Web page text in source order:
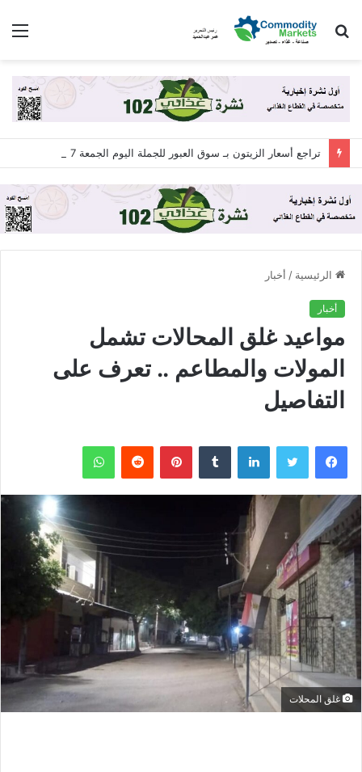
بحث
الرئيسية / أخبار
أخبار
مواعيد غلق المحالات تشمل
المولات والمطاعم .. تعرف على
التفاصيل
فيسبوك تويتر لينكدإن بينتيريست واتساب
غلق المحلات